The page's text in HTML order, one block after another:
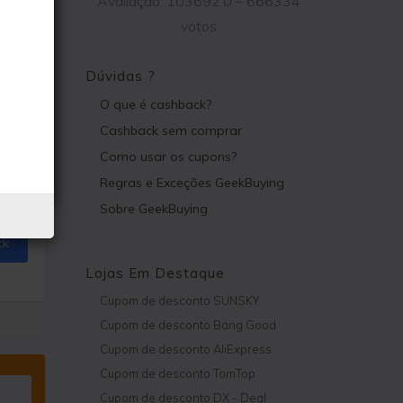
votos
Dúvidas ?
O que é cashback?
Cashback sem comprar
Como usar os cupons?
Regras e Exceções GeekBuying
Sobre GeekBuying
Lojas Em Destaque
Cupom de desconto SUNSKY
Cupom de desconto Bang Good
Cupom de desconto AliExpress
Cupom de desconto TomTop
Cupom de desconto DX - Deal